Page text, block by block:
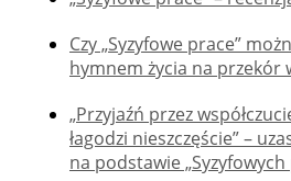
Czy „Syzyfowe prace”
hymnem życia na przekór
„Przyjaźń przez
łagodzi nieszczęście” –
na podstawie „Syzyfowych